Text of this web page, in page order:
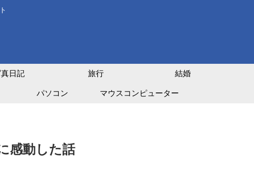
日記 旅行 結婚
パソコン マウスコンピューター
感動した話